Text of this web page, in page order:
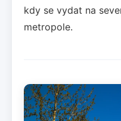
kdy se vydat na
metropole.